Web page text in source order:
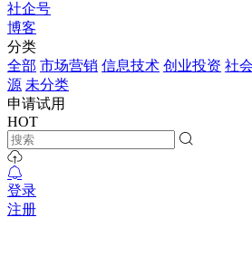
社企号
博客
分类
全部 市场营销 信息技术 创业投资 社
源 未分类
申请试用
HOT
登录
注册